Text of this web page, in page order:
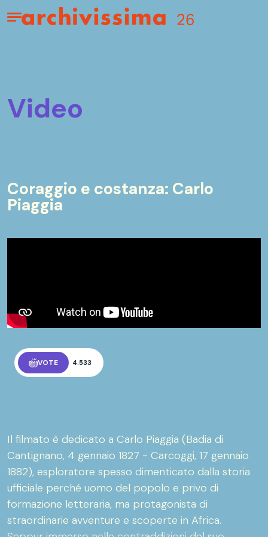
Home page
Apri il menu
video
Coraggio e costanza: Carlo
Piaggia
VOTE 4.533
Il filmato è dedicato a Carlo Piaggia (Badia di
Cantignano, 4 gennaio 1827 - Carcoggi, 17 gennaio
1882), esploratore spesso dimenticato dalla storia
ufficiale perché uomo del popolo e privo di
formazione letteraria, ma protagonista di
straordinarie avventure e scoperte in Africa.